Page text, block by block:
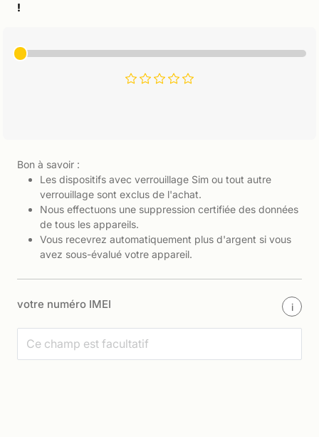
!
Bon à savoir :
Les dispositifs avec verrouillage Sim ou tout autre
verrouillage sont exclus de l'achat.
Nous effectuons une suppression certifiée des données
de tous les appareils.
Vous recevrez automatiquement plus d'argent si vous
avez sous-évalué votre appareil.
votre numéro IMEI i